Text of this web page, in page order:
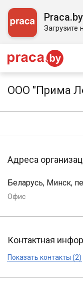
Praca.by
Загрузите
ООО "Прима
Адреса
Беларусь, Минск,
Офис
Контактная
Показать контакты (2)